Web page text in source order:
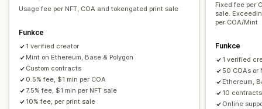
Usage fee per NFT, COA and tokengated print sale
Funkce
1 verified creator
Mint on Ethereum, Base & Polygon
Custom contracts
0.5% fee, $1 min per COA
7.5% fee, $1 min per NFT sale
10% fee, per print sale
Fixed fee per
sale.
per COA/Mint
Funkce
1 verified
50 COAs or
Ethereum,
10
Online